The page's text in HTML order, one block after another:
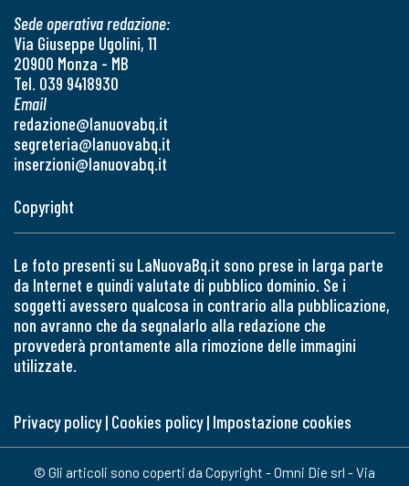
Sede operativa redazione:
Via Giuseppe Ugolini, 11
20900 Monza - MB
Tel. 039 9418930
Email
redazione@lanuovabq.it
segreteria@lanuovabq.it
inserzioni@lanuovabq.it
Copyright
Le foto presenti su LaNuovaBq.it sono prese in larga parte
da Internet e quindi valutate di pubblico dominio. Se i
soggetti avessero qualcosa in contrario alla pubblicazione,
non avranno che da segnalarlo alla redazione che
provvederà prontamente alla rimozione delle immagini
utilizzate.
Privacy policy| Cookies policy| Impostazione cookies
© Gli articoli sono coperti da Copyright - Omni Die srl - Via